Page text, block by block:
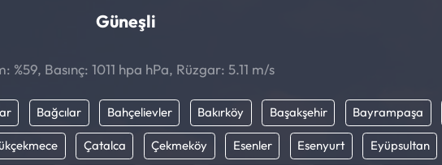
Güneşli
%59, Basınç: 1011 hpa hPa, Rüzgar: 5.11 m/s
Bağcılar Bahçelievler Bakırköy Başakşehir Bayrampaşa
Çatalca Çekmeköy Esenler Esenyurt Eyüpsultan